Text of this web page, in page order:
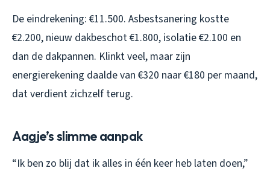
De eindrekening: €11.500. Asbestsanering kostte
€2.200, nieuw dakbeschot €1.800, isolatie €2.100 en
dan de dakpannen. Klinkt veel, maar zijn
energierekening daalde van €320 naar €180 per maand,
dat verdient zichzelf terug.
Aagje’s slimme aanpak
“Ik ben zo blij dat ik alles in één keer heb laten doen,”